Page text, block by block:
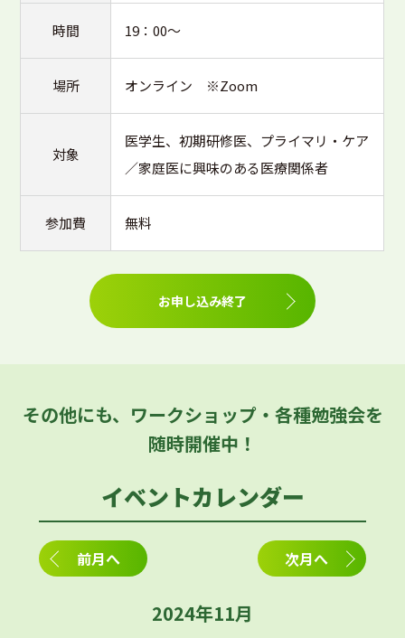
時間 19：00～
場所 オンライン ※Zoom
対象
医学生、初期研修医、プライマリ・ケア
／家庭医に興味のある医療関係者
参加費 無料
お申し込み終了
その他にも、ワークショップ・各種勉強会を
随時開催中！
イベントカレンダー
前月へ 次月へ
2024年11月